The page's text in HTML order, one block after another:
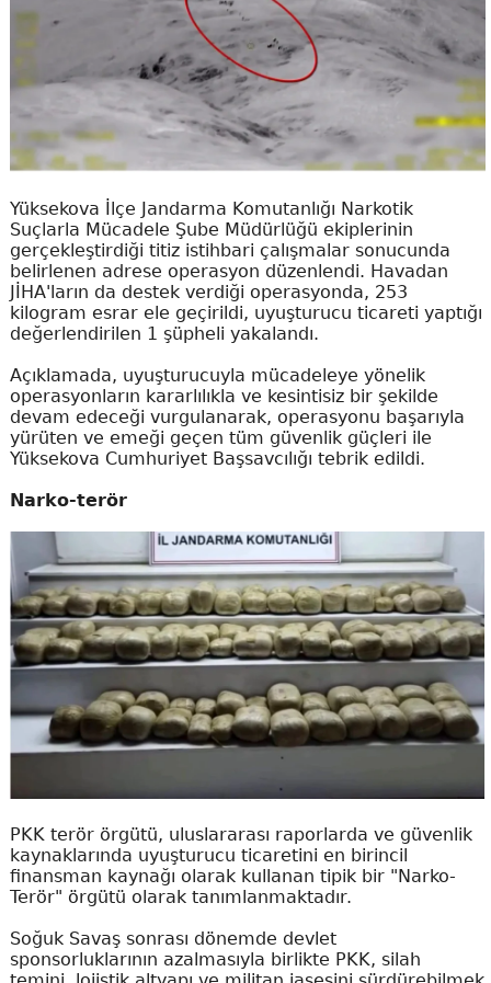
Yüksekova İlçe Jandarma Komutanlığı Narkotik
Suçlarla Mücadele Şube Müdürlüğü ekiplerinin
gerçekleştirdiği titiz istihbari çalışmalar sonucunda
belirlenen adrese operasyon düzenlendi. Havadan
JİHA'ların da destek verdiği operasyonda, 253
kilogram esrar ele geçirildi, uyuşturucu ticareti yaptığı
değerlendirilen 1 şüpheli yakalandı.
Açıklamada, uyuşturucuyla mücadeleye yönelik
operasyonların kararlılıkla ve kesintisiz bir şekilde
devam edeceği vurgulanarak, operasyonu başarıyla
yürüten ve emeği geçen tüm güvenlik güçleri ile
Yüksekova Cumhuriyet Başsavcılığı tebrik edildi.
Narko-terör
PKK terör örgütü, uluslararası raporlarda ve güvenlik
kaynaklarında uyuşturucu ticaretini en birincil
finansman kaynağı olarak kullanan tipik bir "Narko-
Terör" örgütü olarak tanımlanmaktadır.
Soğuk Savaş sonrası dönemde devlet
sponsorluklarının azalmasıyla birlikte PKK, silah